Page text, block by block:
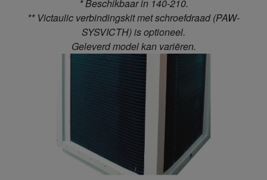
* Beschikbaar in 140-210.
** Victaulic verbindingskit met schroefdraad (PAW-
SYSVICTH) is optioneel.
Geleverd model kan variëren.